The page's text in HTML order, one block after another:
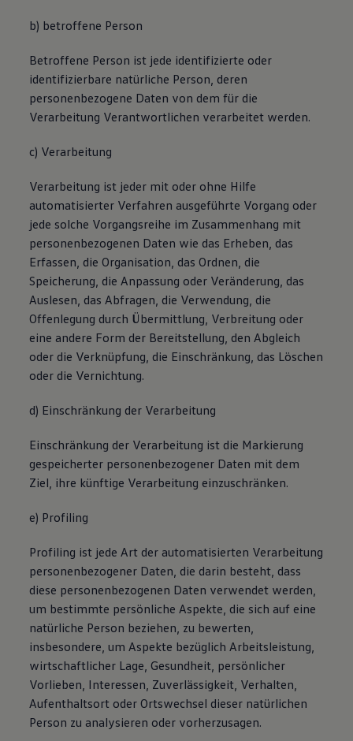
b) betroffene Person
Betroffene Person ist jede identifizierte oder
identifizierbare natürliche Person, deren
personenbezogene Daten von dem für die
Verarbeitung Verantwortlichen verarbeitet werden.
c) Verarbeitung
Verarbeitung ist jeder mit oder ohne Hilfe
automatisierter Verfahren ausgeführte Vorgang oder
jede solche Vorgangsreihe im Zusammenhang mit
personenbezogenen Daten wie das Erheben, das
Erfassen, die Organisation, das Ordnen, die
Speicherung, die Anpassung oder Veränderung, das
Auslesen, das Abfragen, die Verwendung, die
Offenlegung durch Übermittlung, Verbreitung oder
eine andere Form der Bereitstellung, den Abgleich
oder die Verknüpfung, die Einschränkung, das Löschen
oder die Vernichtung.
d) Einschränkung der Verarbeitung
Einschränkung der Verarbeitung ist die Markierung
gespeicherter personenbezogener Daten mit dem
Ziel, ihre künftige Verarbeitung einzuschränken.
e) Profiling
Profiling ist jede Art der automatisierten Verarbeitung
personenbezogener Daten, die darin besteht, dass
diese personenbezogenen Daten verwendet werden,
um bestimmte persönliche Aspekte, die sich auf eine
natürliche Person beziehen, zu bewerten,
insbesondere, um Aspekte bezüglich Arbeitsleistung,
wirtschaftlicher Lage, Gesundheit, persönlicher
Vorlieben, Interessen, Zuverlässigkeit, Verhalten,
Aufenthaltsort oder Ortswechsel dieser natürlichen
Person zu analysieren oder vorherzusagen.